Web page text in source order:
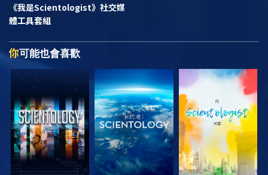
《我是Scientologist》 社交媒
體工具套組
你可能也會喜歡